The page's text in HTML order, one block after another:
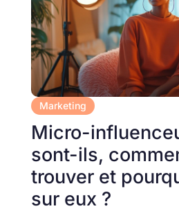
Marketing
Micro-
sont-ils,
trouver et
sur eux ?